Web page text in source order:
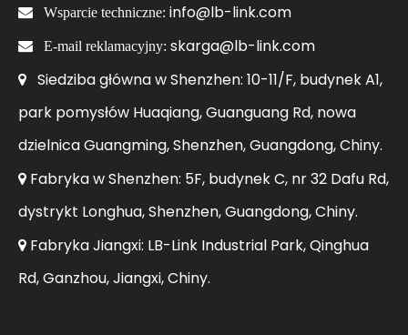
 Wsparcie techniczne: info@lb-link.com
 E-mail reklamacyjny: skarga@lb-link.com
 Siedziba główna w Shenzhen: 10-11/F, budynek A1,
park pomysłów Huaqiang, Guanguang Rd, nowa
dzielnica Guangming, Shenzhen, Guangdong, Chiny.
 Fabryka w Shenzhen: 5F, budynek C, nr 32 Dafu Rd,
dystrykt Longhua, Shenzhen, Guangdong, Chiny.
 Fabryka Jiangxi: LB-Link Industrial Park, Qinghua
Rd, Ganzhou, Jiangxi, Chiny.